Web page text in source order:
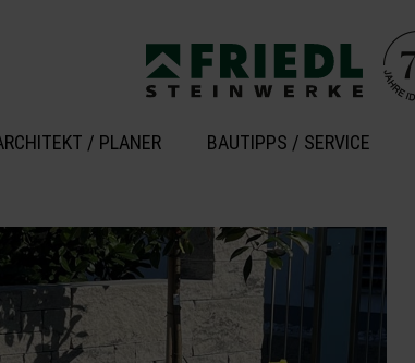
/ PLANER BAUTIPPS / SERVICE